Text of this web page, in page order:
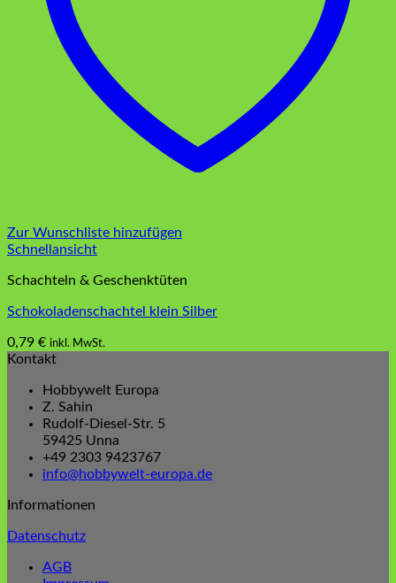
Zur Wunschliste hinzufügen
Schnellansicht
Schachteln & Geschenktüten
Schokoladenschachtel klein Silber
0,79 € inkl. MwSt.
Kontakt
Hobbywelt Europa
Z. Sahin
Rudolf-Diesel-Str. 5
59425 Unna
+49 2303 9423767
info@hobbywelt-europa.de
Informationen
Datenschutz
AGB